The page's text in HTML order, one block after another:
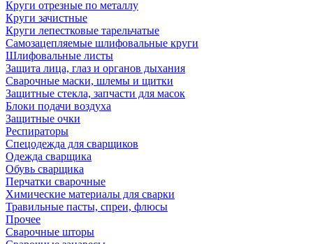
Круги отрезные по металлу
Круги зачистные
Круги лепестковые тарельчатые
Самозацепляемые шлифовальные круги
Шлифовальные листы
Защита лица, глаз и органов дыхания
Сварочные маски, шлемы и щитки
Защитные стекла, запчасти для масок
Блоки подачи воздуха
Защитные очки
Респираторы
Спецодежда для сварщиков
Одежда сварщика
Обувь сварщика
Перчатки сварочные
Химические материалы для сварки
Травильные пасты, спреи, флюсы
Прочее
Сварочные шторы